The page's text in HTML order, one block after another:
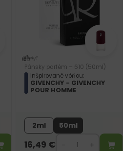
Pánsky parfém – 610 (50ml)
Inšpirované vôňou:
GIVENCHY - GIVENCHY
POUR HOMME
2ml 50ml
16,49 €